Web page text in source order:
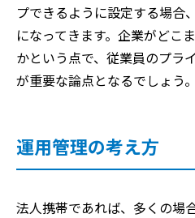
プできるように設定する場合
になってきます。企業がどこ
かという点で、従業員のプラ
が重要な論点となるでしょう。
運用管理の考え方
法人携帯であれば、多くの場